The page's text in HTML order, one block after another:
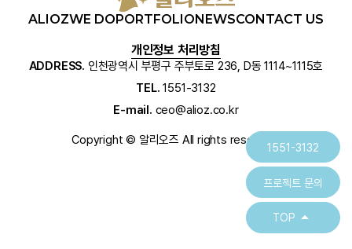
ALIOZWE DOPORTFOLIONEWSCONTACT US
ADDRESS. 인천광역시 부평구 주부토로 236, D동 1114~1115호
TEL. 1551-3132
E-mail. ceo@alioz.co.kr
Copyright © 알리오즈 All rights reserved.
개인정보 처리방침
1551-3132
프로젝트 문의
TOP arrow_drop_up